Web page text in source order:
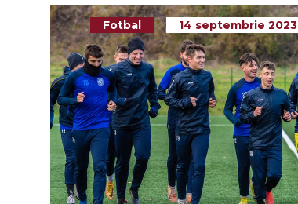
Fotbal 14 septembrie 2023